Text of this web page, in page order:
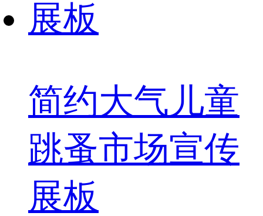
简约大气儿童
跳蚤市场宣传
展板